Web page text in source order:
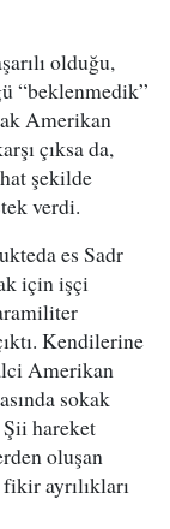
olduğu,
“beklenmedik”
Amerikan
çıksa da,
şekilde
verdi.
es Sadr
için işçi
Kendilerine
Amerikan
sokak
hareket
oluşan
ayrılıkları